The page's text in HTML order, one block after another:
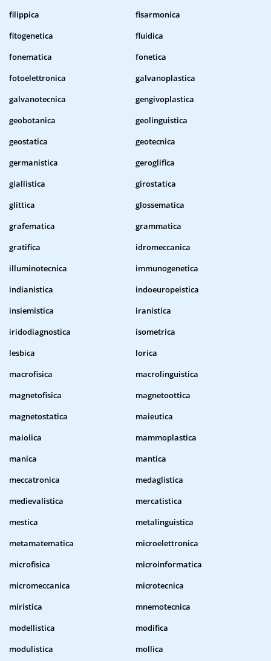
filippica
fisarmonica
fitogenetica
fluidica
fonematica
fonetica
fotoelettronica
galvanoplastica
galvanotecnica
gengivoplastica
geobotanica
geolinguistica
geostatica
geotecnica
germanistica
geroglifica
giallistica
girostatica
glittica
glossematica
grafematica
grammatica
gratifica
idromeccanica
illuminotecnica
immunogenetica
indianistica
indoeuropeistica
insiemistica
iranistica
iridodiagnostica
isometrica
lesbica
lorica
macrofisica
macrolinguistica
magnetofisica
magnetoottica
magnetostatica
maieutica
maiolica
mammoplastica
manica
mantica
meccatronica
medaglistica
medievalistica
mercatistica
mestica
metalinguistica
metamatematica
microelettronica
microfisica
microinformatica
micromeccanica
microtecnica
miristica
mnemotecnica
modellistica
modifica
modulistica
mollica